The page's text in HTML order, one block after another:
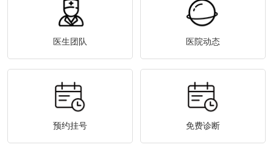
医生团队 医院动态
预约挂号 免费诊断